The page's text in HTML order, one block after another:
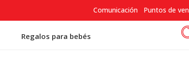
Comunicación Puntos de
Regalos para bebés